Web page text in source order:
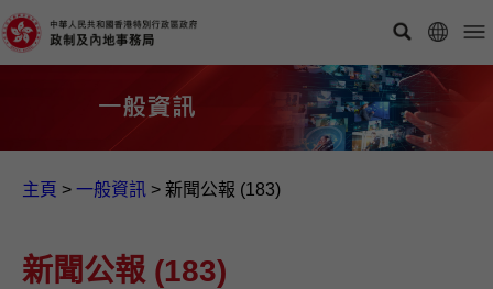
主頁 > 一般資訊​ > 新聞公報 (183)
新聞公報 (183)